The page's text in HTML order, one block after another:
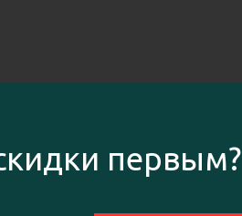
первым?